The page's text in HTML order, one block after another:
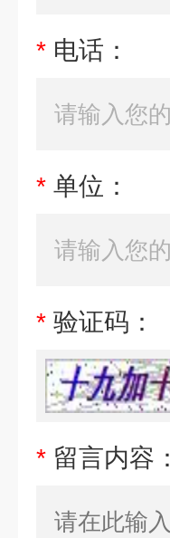
* 电话：
* 单位：
* 验证码：
* 留言内容：